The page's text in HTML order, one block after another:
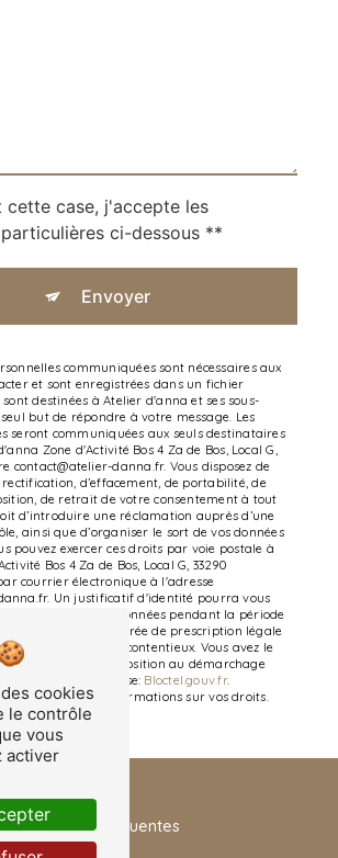
cette case, j'accepte les
ci-dessous **
Envoyer
communiquées sont nécessaires aux
et sont enregistrées dans un fichier
destinées à Atelier d'anna et ses sous-
but de répondre à votre message. Les
seront communiquées aux seuls destinataires
Zone d'Activité Bos 4 Za de Bos, Local G,
contact@atelier-danna.fr. Vous disposez de
rectification, d’effacement, de portabilité, de
de retrait de votre consentement à tout
d’introduire une réclamation auprès d’une
ainsi que d’organiser le sort de vos données
pouvez exercer ces droits par voie postale à
Bos 4 Za de Bos, Local G, 33290
courrier électronique à l'adresse
Un justificatif d'identité pourra vous
conservons vos données pendant la période
puis pendant la durée de prescription légale
et de gestion des contentieux. Vous avez le
sur la liste d'opposition au démarchage
à cette adresse: Bloctel.gouv.fr.
pour plus d’informations sur vos droits.
Recherches fréquentes
cookies
le contrôle
vous
activer